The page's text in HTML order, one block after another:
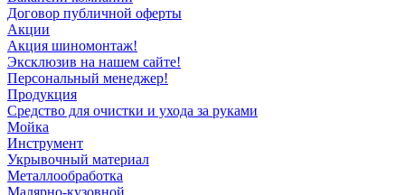
Договор публичной оферты
Акции
Акция шиномонтаж!
Эксклюзив на нашем сайте!
Персональный менеджер!
Продукция
Средство для очистки и ухода за руками
Мойка
Инструмент
Укрывочный материал
Металлообработка